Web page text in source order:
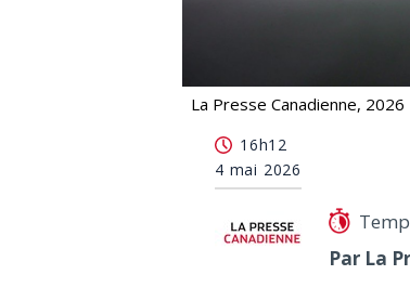
La Presse Canadienne, 2026
16h12
4 mai 2026
Par La